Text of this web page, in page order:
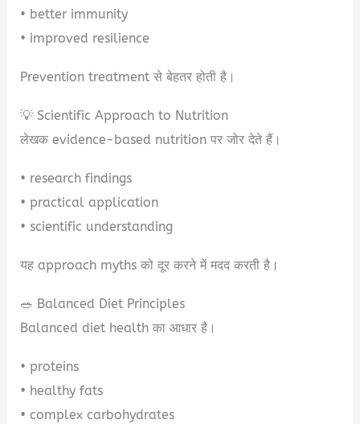
• better immunity
• improved resilience
Prevention treatment से बेहतर होती है।
💡 Scientific Approach to Nutrition
लेखक evidence-based nutrition पर जोर देते हैं।
• research findings
• practical application
• scientific understanding
यह approach myths को दूर करने में मदद करती है।
🥗 Balanced Diet Principles
Balanced diet health का आधार है।
• proteins
• healthy fats
• complex carbohydrates